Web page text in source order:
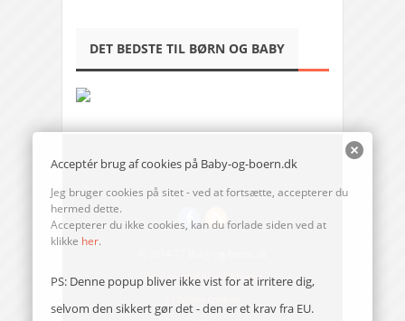
DET BEDSTE TIL BØRN OG BABY
Send en mail til redaktionen
Acceptér brug af cookies på Baby-og-boern.dk
Jeg bruger cookies på sitet - ved at fortsætte, accepterer du
hermed dette.
Accepterer du ikke cookies, kan du forlade siden ved at
klikke her.
PS: Denne popup bliver ikke vist for at irritere dig,
selvom den sikkert gør det - den er et krav fra EU.